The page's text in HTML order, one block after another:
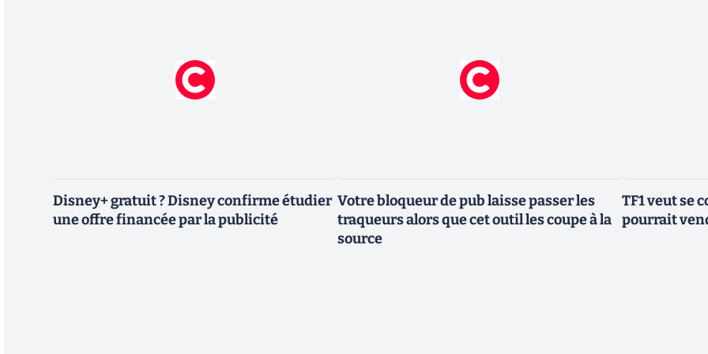
Disney+ gratuit ? Disney confirme étudier
une offre financée par la publicité
Votre bloqueur de pub laisse passer les
traqueurs alors que cet outil les coupe à la
source
TF1 veut se
pourrait